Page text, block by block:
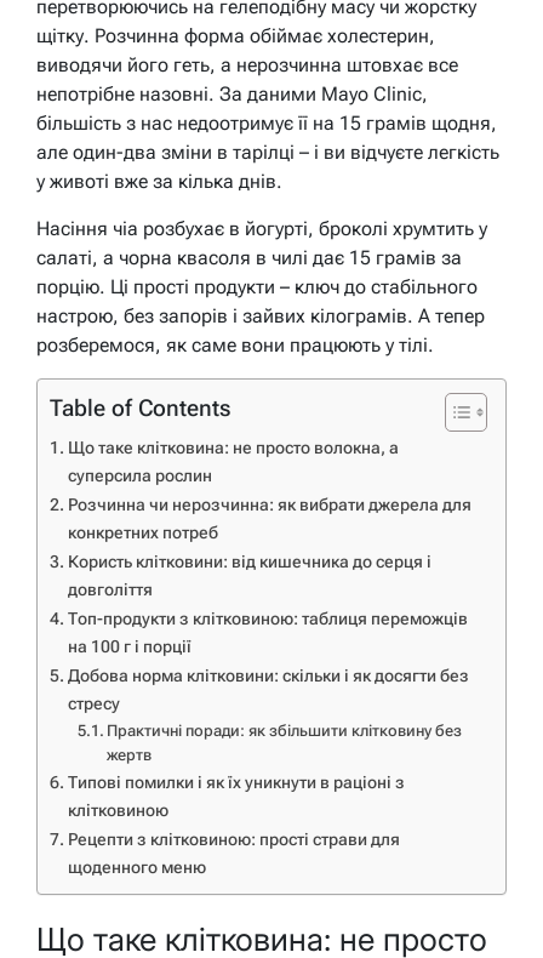
перетворюючись на гелеподібну масу чи жорстку
щітку. Розчинна форма обіймає холестерин,
виводячи його геть, а нерозчинна штовхає все
непотрібне назовні. За даними Mayo Clinic,
більшість з нас недоотримує її на 15 грамів щодня,
але один-два зміни в тарілці – і ви відчуєте легкість
у животі вже за кілька днів.
Насіння чіа розбухає в йогурті, броколі хрумтить у
салаті, а чорна квасоля в чилі дає 15 грамів за
порцію. Ці прості продукти – ключ до стабільного
настрою, без запорів і зайвих кілограмів. А тепер
розберемося, як саме вони працюють у тілі.
Table of Contents
Що таке клітковина: не просто волокна, а
суперсила рослин
Розчинна чи нерозчинна: як вибрати джерела для
конкретних потреб
Користь клітковини: від кишечника до серця і
довголіття
Топ-продукти з клітковиною: таблиця переможців
на 100 г і порції
Добова норма клітковини: скільки і як досягти без
стресу
Практичні поради: як збільшити клітковину без
жертв
Типові помилки і як їх уникнути в раціоні з
клітковиною
Рецепти з клітковиною: прості страви для
щоденного меню
Що таке клітковина: не просто